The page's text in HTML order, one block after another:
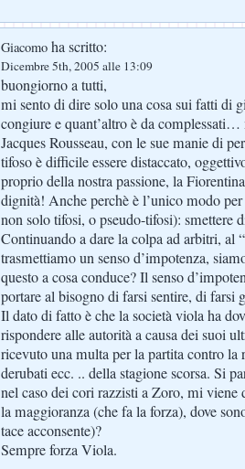
Giacomo ha scritto:
Dicembre 5th, 2005 alle 13:09
buongiorno a tutti,
mi sento di dire solo una cosa sui fatti di
congiure e quant’altro è da
Jacques Rousseau, con le sue manie di
tifoso è difficile essere distaccato,
proprio della nostra passione, la
dignità! Anche perchè è l’unico modo
non solo tifosi, o pseudo-tifosi): smettere
Continuando a dare la colpa ad arbitri, al
trasmettiamo un senso d’impotenza,
questo a cosa conduce? Il senso
portare al bisogno di farsi sentire, di farsi
Il dato di fatto è che la società viola ha
rispondere alle autorità a causa dei suoi
ricevuto una multa per la partita contro
derubati ecc. .. della stagione scorsa. Si
nel caso dei cori razzisti a Zoro, mi
la maggioranza (che fa la forza), dove
tace acconsente)?
Sempre forza Viola.